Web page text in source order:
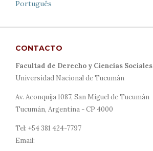
Português
CONTACTO
Facultad de Derecho y Ciencias Sociales
Universidad Nacional de Tucumán
Av. Aconquija 1087, San Miguel de Tucumán
Tucumán, Argentina - CP 4000
Tel: +54 381 424-7797
Email: